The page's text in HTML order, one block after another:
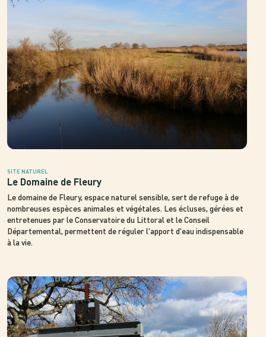
Le Domaine de Fleury
SITE NATUREL
Le domaine de Fleury, espace naturel sensible, sert de refuge à de
nombreuses espèces animales et végétales. Les écluses, gérées et
entretenues par le Conservatoire du Littoral et le Conseil
Départemental, permettent de réguler l'apport d'eau indispensable
à la vie.